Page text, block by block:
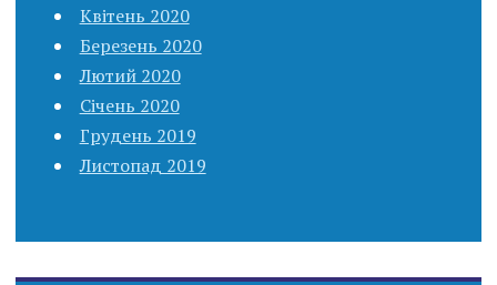
Квітень 2020
Березень 2020
Лютий 2020
Січень 2020
Грудень 2019
Листопад 2019